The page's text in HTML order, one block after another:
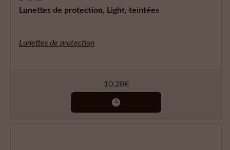
Lunettes de protection, Light, teintées
Lunettes de protection
10,20€